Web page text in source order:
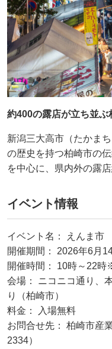
約400の露店が立ち並ぶ
新潟三大高市（たかま
の歴史を持つ柏崎市の
を中心に、県内外の露
イベント情報
イベント名： えんま市
開催期間： 2026年6月
開催時間： 10時～22
会場： ニコニコ通り、
り（柏崎市）
料金： 入場無料
お問合せ先： 柏崎市産
2334）